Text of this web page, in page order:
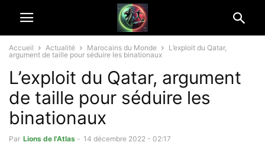
Accueil Actualité Marocains du Monde
L’exploit du Qatar,
argument de taille pour séduire les binationaux
L’exploit du Qatar, argument
de taille pour séduire les
binationaux
Par Lions de l'Atlas - 14 décembre 2022 - 02:17